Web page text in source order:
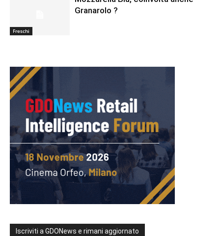
Freschi
Granarolo ?
Iscriviti a GDONews e rimani aggiornato